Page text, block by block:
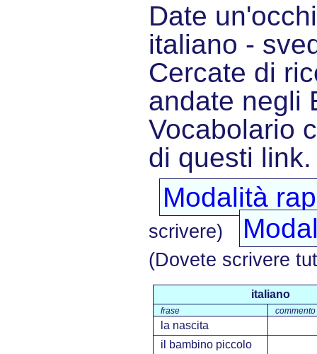
Date
italiano -
Cercate di
andate negli
Vocabolario
di questi link.
Modalità
scrivere)
(Dovete scrivere
italiano
frase commento
la nascita
il bambino piccolo